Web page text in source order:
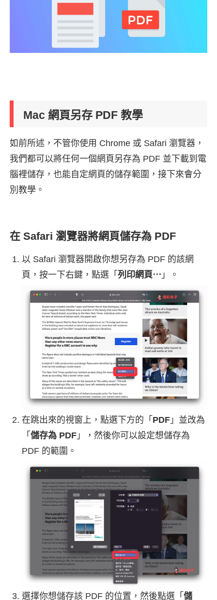
Mac 網頁另存 PDF 教學
如前所述，不管你使用 Chrome 或 Safari 瀏覽器，
我們都可以將任何一個網頁另存為 PDF 並下載到電
腦裡儲存，也能自定網頁的儲存範圍，接下來會分
別教學。
在 Safari 瀏覽器將網頁儲存為 PDF
以 Safari 瀏覽器開啟你想另存為 PDF 的該網
頁，按一下右鍵，點選「 列印網頁⋯ 」。
在跳出來的視窗上，點選下方的「 PDF 」並改為
「 儲存為 PDF 」，然後你可以設定想儲存為
PDF 的範圍。
選擇你想儲存該 PDF 的位置，然後點選「 儲